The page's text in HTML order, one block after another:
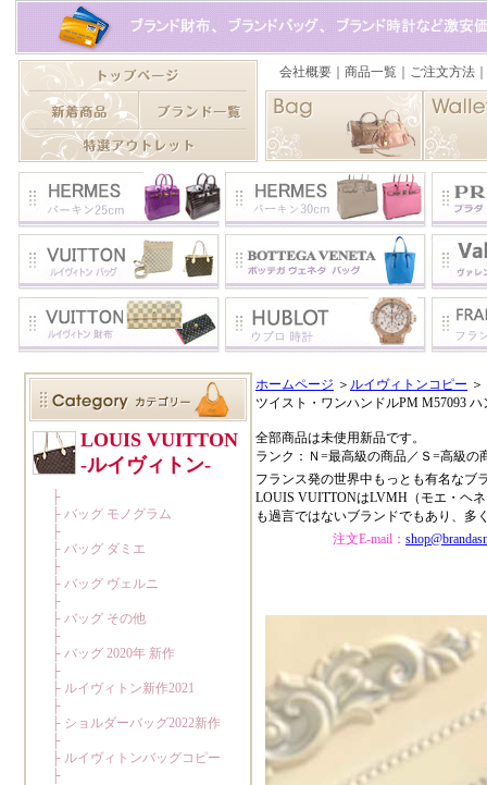
ホームページ ＞ ルイヴィトンコピー ＞
ツイスト・ワンハンドルPM M57093
全部商品は未使用新品です。
ランク：Ｎ=最高級の商品／Ｓ=高級の
フランス発の世界中もっとも有名なブ
LOUIS VUITTONはLVMH（モエ・ヘ
も過言ではないブランドでもあり、多
注文E-mail：